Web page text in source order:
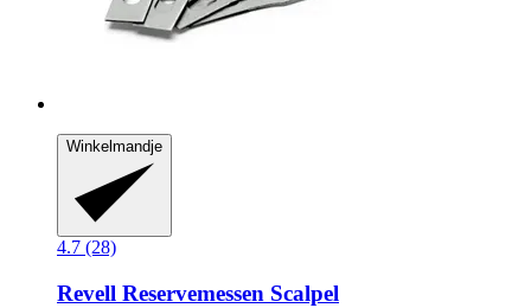
Winkelmandje
4.7 (28)
Revell Reservemessen Scalpel